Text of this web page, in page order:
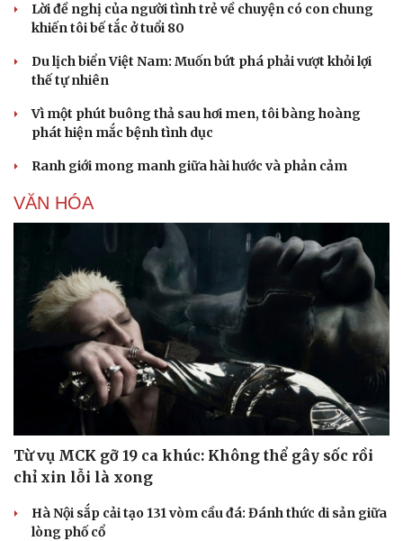
Phòng mạch online
Ăn sạch sống khỏe
Lời đề nghị của người tình trẻ về chuyện có con chung
khiến tôi bế tắc ở tuổi 80
Du lịch biển Việt Nam: Muốn bứt phá phải vượt khỏi lợi
thế tự nhiên
Vì một phút buông thả sau hơi men, tôi bàng hoàng
phát hiện mắc bệnh tình dục
Ranh giới mong manh giữa hài hước và phản cảm
VĂN HÓA
Từ vụ MCK gỡ 19 ca khúc: Không thể gây sốc rồi
chỉ xin lỗi là xong
Hà Nội sắp cải tạo 131 vòm cầu đá: Đánh thức di sản giữa
lòng phố cổ